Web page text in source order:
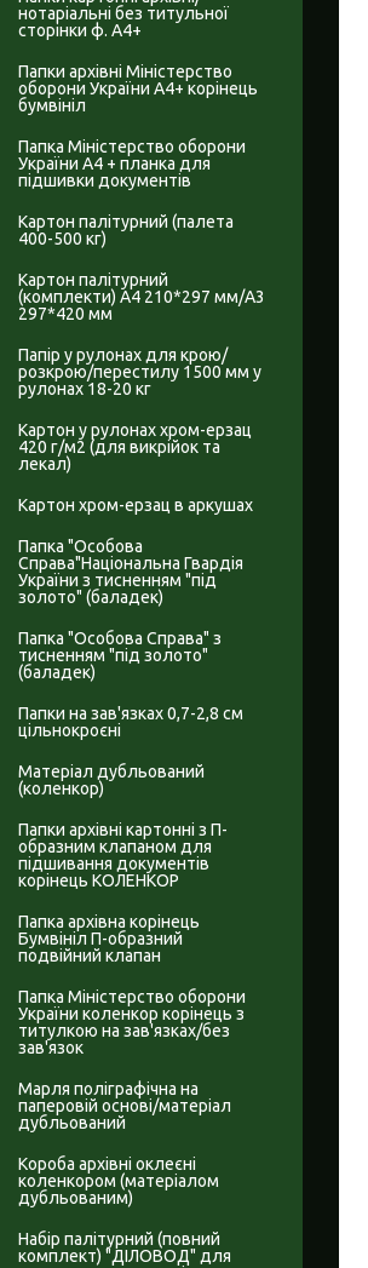
нотаріальні без титульної
сторінки ф. А4+
Папки архівні Міністерство
оборони України А4+ корінець
бумвініл
Папка Міністерство оборони
України А4 + планка для
підшивки документів
Картон палітурний (палета
400-500 кг)
Картон палітурний
(комплекти) А4 210*297 мм/А3
297*420 мм
Папір у рулонах для крою/
розкрою/перестилу 1500 мм у
рулонах 18-20 кг
Картон у рулонах хром-ерзац
420 г/м2 (для викрійок та
лекал)
Картон хром-ерзац в аркушах
Папка "Особова
Справа"Національна Гвардія
України з тисненням "під
золото" (баладек)
Папка "Особова Справа" з
тисненням "під золото"
(баладек)
Папки на зав'язках 0,7-2,8 см
цільнокроєні
Матеріал дубльований
(коленкор)
Папки архівні картонні з П-
образним клапаном для
підшивання документів
корінець КОЛЕНКОР
Папка архівна корінець
Бумвініл П-образний
подвійний клапан
Папка Міністерство оборони
України коленкор корінець з
титулкою на зав'язках/без
зав'язок
Марля поліграфічна на
паперовій основі/матеріал
дубльований
Короба архівні оклеєні
коленкором (матеріалом
дубльованим)
Набір палітурний (повний
комплект) "ДІЛОВОД" для